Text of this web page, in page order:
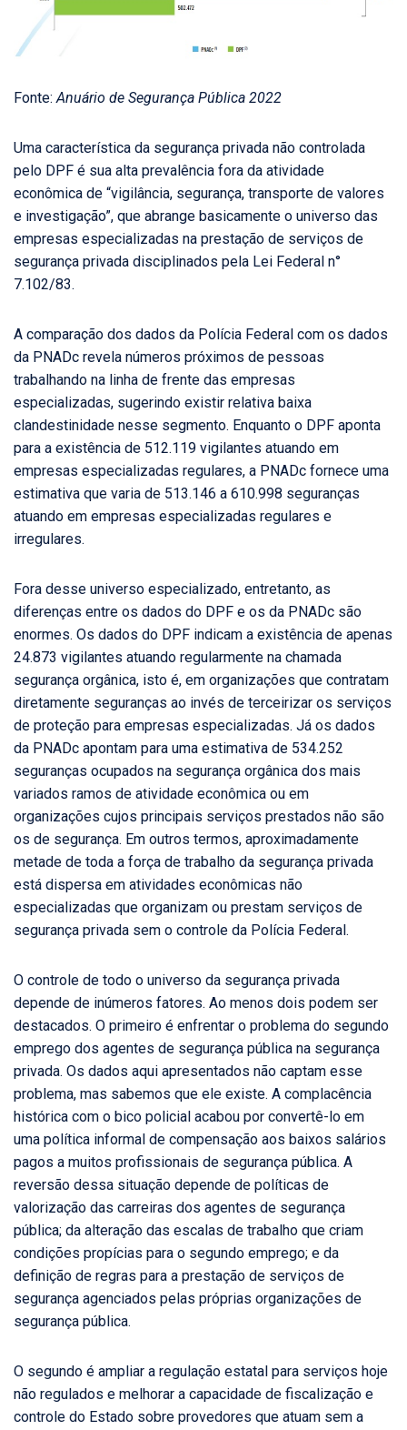
Fonte:Anuário de Segurança Pública 2022
Uma característica da segurança privada não controlada
pelo DPF é sua alta prevalência fora da atividade
econômica de “vigilância, segurança, transporte de valores
e investigação”, que abrange basicamente o universo das
empresas especializadas na prestação de serviços de
segurança privada disciplinados pela Lei Federal n°
7.102/83.
A comparação dos dados da Polícia Federal com os dados
da PNADc revela números próximos de pessoas
trabalhando na linha de frente das empresas
especializadas, sugerindo existir relativa baixa
clandestinidade nesse segmento. Enquanto o DPF aponta
para a existência de 512.119 vigilantes atuando em
empresas especializadas regulares, a PNADc fornece uma
estimativa que varia de 513.146 a 610.998 seguranças
atuando em empresas especializadas regulares e
irregulares.
Fora desse universo especializado, entretanto, as
diferenças entre os dados do DPF e os da PNADc são
enormes. Os dados do DPF indicam a existência de apenas
24.873 vigilantes atuando regularmente na chamada
segurança orgânica, isto é, em organizações que contratam
diretamente seguranças ao invés de terceirizar os serviços
de proteção para empresas especializadas. Já os dados
da PNADc apontam para uma estimativa de 534.252
seguranças ocupados na segurança orgânica dos mais
variados ramos de atividade econômica ou em
organizações cujos principais serviços prestados não são
os de segurança. Em outros termos, aproximadamente
metade de toda a força de trabalho da segurança privada
está dispersa em atividades econômicas não
especializadas que organizam ou prestam serviços de
segurança privada sem o controle da Polícia Federal.
O controle de todo o universo da segurança privada
depende de inúmeros fatores. Ao menos dois podem ser
destacados. O primeiro é enfrentar o problema do segundo
emprego dos agentes de segurança pública na segurança
privada. Os dados aqui apresentados não captam esse
problema, mas sabemos que ele existe. A complacência
histórica com o bico policial acabou por convertê-lo em
uma política informal de compensação aos baixos salários
pagos a muitos profissionais de segurança pública. A
reversão dessa situação depende de políticas de
valorização das carreiras dos agentes de segurança
pública; da alteração das escalas de trabalho que criam
condições propícias para o segundo emprego; e da
definição de regras para a prestação de serviços de
segurança agenciados pelas próprias organizações de
segurança pública.
O segundo é ampliar a regulação estatal para serviços hoje
não regulados e melhorar a capacidade de fiscalização e
controle do Estado sobre provedores que atuam sem a